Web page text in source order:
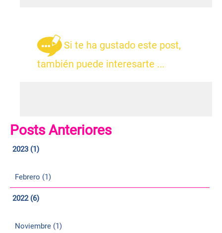
Si te ha gustado este post,
también puede interesarte ...
Posts Anteriores
2023 (1)
Febrero (1)
2022 (6)
Noviembre (1)